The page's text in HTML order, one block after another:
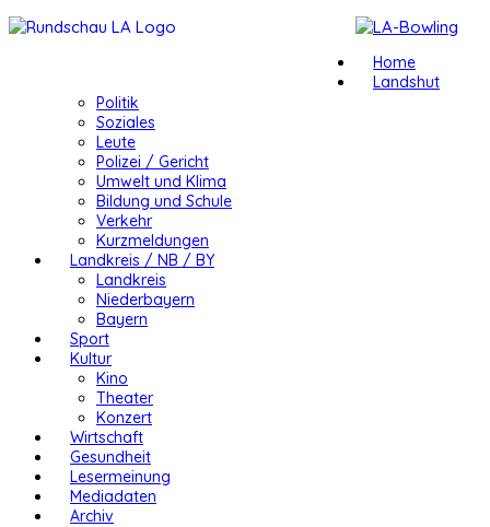
Home
Landshut
Politik
Soziales
Leute
Polizei / Gericht
Umwelt und Klima
Bildung und Schule
Verkehr
Kurzmeldungen
Landkreis / NB / BY
Landkreis
Niederbayern
Bayern
Sport
Kultur
Kino
Theater
Konzert
Wirtschaft
Gesundheit
Lesermeinung
Mediadaten
Archiv